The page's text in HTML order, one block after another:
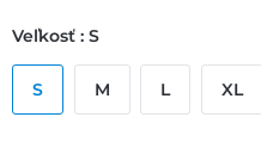
Veľkosť : S
S M L XL